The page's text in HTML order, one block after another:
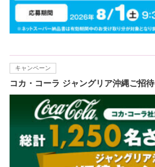
キャンペーン
コカ・コーラ ジャングリア沖縄ご招